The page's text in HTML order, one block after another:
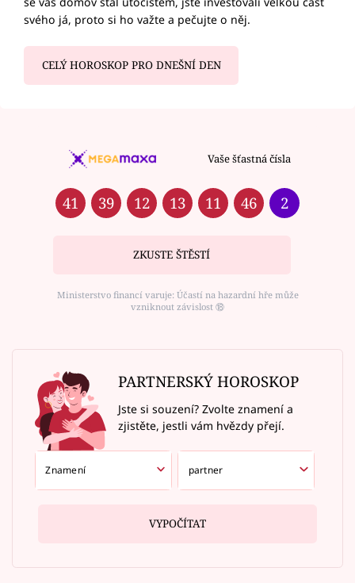
svého já, proto si ho važte a pečujte o něj.
CELÝ HOROSKOP PRO DNEŠNÍ DEN
Vaše šťastná čísla
41 39 12 13 11 46 2
ZKUSTE ŠTĚSTÍ
Ministerstvo financí varuje: Účastí na hazardní hře může
vzniknout závislost ⑱
PARTNERSKÝ HOROSKOP
Jste si souzení? Zvolte znamení a
zjistěte, jestli vám hvězdy přejí.
VYPOČÍTAT